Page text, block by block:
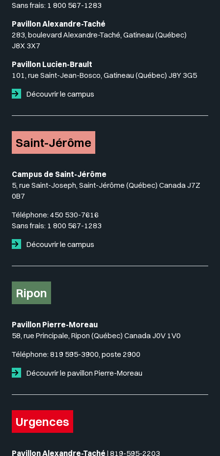
Sans frais: 1 800 567-1283
Pavillon Alexandre-Taché
283, boulevard Alexandre-Taché, Gatineau (Québec)
J8X 3X7
Pavillon Lucien-Brault
101, rue Saint-Jean-Bosco, Gatineau (Québec) J8Y 3G5
Découvrir le campus
Saint-Jérôme
Campus de Saint-Jérôme
5, rue Saint-Joseph, Saint-Jérôme (Québec) Canada J7Z
0B7
Téléphone: 450 530-7616
Sans frais: 1 800 567-1283
Découvrir le campus
Ripon
Pavillon Pierre-Moreau
58, rue Principale, Ripon (Québec) Canada J0V 1V0
Téléphone: 819 595-3900, poste 2900
Découvrir le pavillon Pierre-Moreau
Urgences
Pavillon Alexandre-Taché | 819-595-2203